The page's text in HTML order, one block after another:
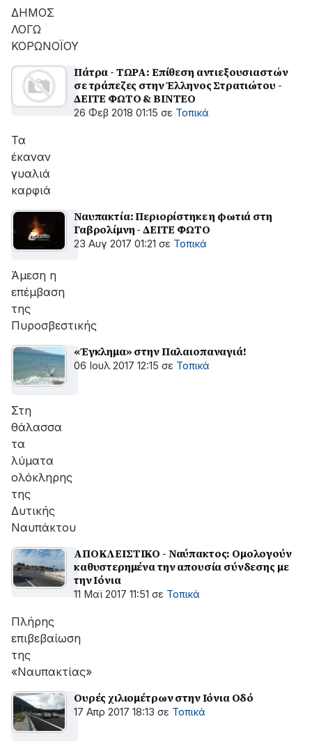
ΔΗΜΟΣ
ΛΟΓΩ
ΚΟΡΩΝΟΪΟΥ
Πάτρα - ΤΩΡΑ: Επίθεση αντιεξουσιαστών
σε τράπεζες στην Έλληνος Στρατιώτου -
ΔΕΙΤΕ ΦΩΤΟ & ΒΙΝΤΕΟ
26 Φεβ 2018 01:15 σε Τοπικά
Τα
έκαναν
γυαλιά
καρφιά
Ναυπακτία: Περιορίστηκε η φωτιά στη
Γαβρολίμνη - ΔΕΙΤΕ ΦΩΤΟ
23 Αυγ 2017 01:21 σε Τοπικά
Άμεση η
επέμβαση
της
Πυροσβεστικής
«Έγκλημα» στην Παλαιοπαναγιά!
06 Ιουλ 2017 12:15 σε Τοπικά
Στη
θάλασσα
τα
λύματα
ολόκληρης
της
Δυτικής
Ναυπάκτου
ΑΠΟΚΛΕIΣΤΙΚΟ - Ναύπακτος: Ομολογούν
καθυστερημένα την απουσία σύνδεσης με
την Ιόνια
11 Μαϊ 2017 11:51 σε Τοπικά
Πλήρης
επιβεβαίωση
της
«Ναυπακτίας»
Ουρές χιλιομέτρων στην Ιόνια Οδό
17 Απρ 2017 18:13 σε Τοπικά